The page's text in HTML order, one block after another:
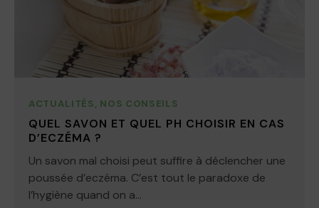
ACTUALITÉS, NOS CONSEILS
QUEL SAVON ET QUEL PH CHOISIR EN CAS
D’ECZÉMA ?
Un savon mal choisi peut suffire à déclencher une
poussée d’eczéma. C’est tout le paradoxe de
l’hygiène quand on a...